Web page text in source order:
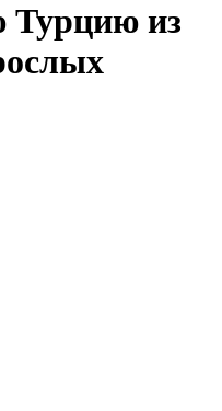
из